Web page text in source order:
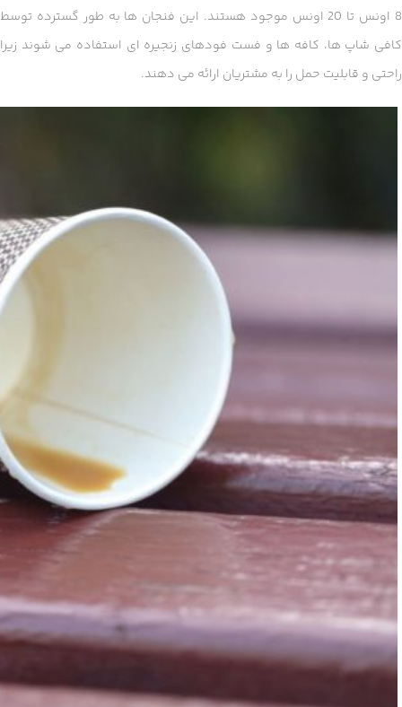
8 اونس تا 20 اونس موجود هستند. این فنجان ها به طور گسترده توسط
کافی شاپ ها، کافه ها و فست فودهای زنجیره ای استفاده می شوند زیرا
راحتی و قابلیت حمل را به مشتریان ارائه می دهند.